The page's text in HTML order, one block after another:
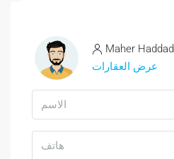
Maher Haddad
عرض العقارات